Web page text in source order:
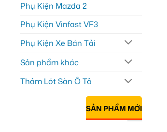
Phụ Kiện Mazda 2
Phụ Kiện Vinfast VF3
Phụ Kiện Xe Bán Tải
Sản phẩm khác
Thảm Lót Sàn Ô Tô
SẢN PHẨM MỚI